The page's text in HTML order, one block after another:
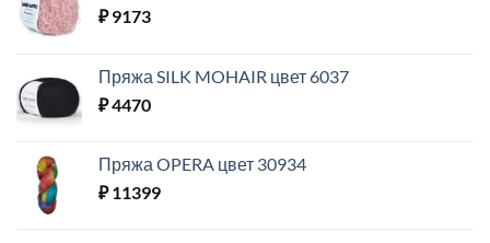
₽9173
Пряжа SILK MOHAIR цвет 6037
₽4470
Пряжа OPERA цвет 30934
₽11399